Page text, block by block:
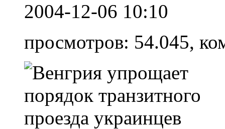
2004-12-06 10:10
просмотров: 54.045,